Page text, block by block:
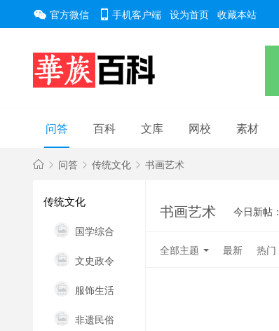
官方微信 手机客户端 设为首页 收藏本站
问答 百科 文库 网校 素材
放
问答
›
传统文化 书画艺术
传统文化
国学综合
文史政令
服饰生活
非遗民俗
书画艺术 今日新帖：
全部主题 最新 热门